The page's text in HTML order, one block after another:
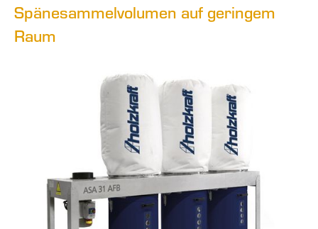
Spänesammelvolumen auf geringem
Raum